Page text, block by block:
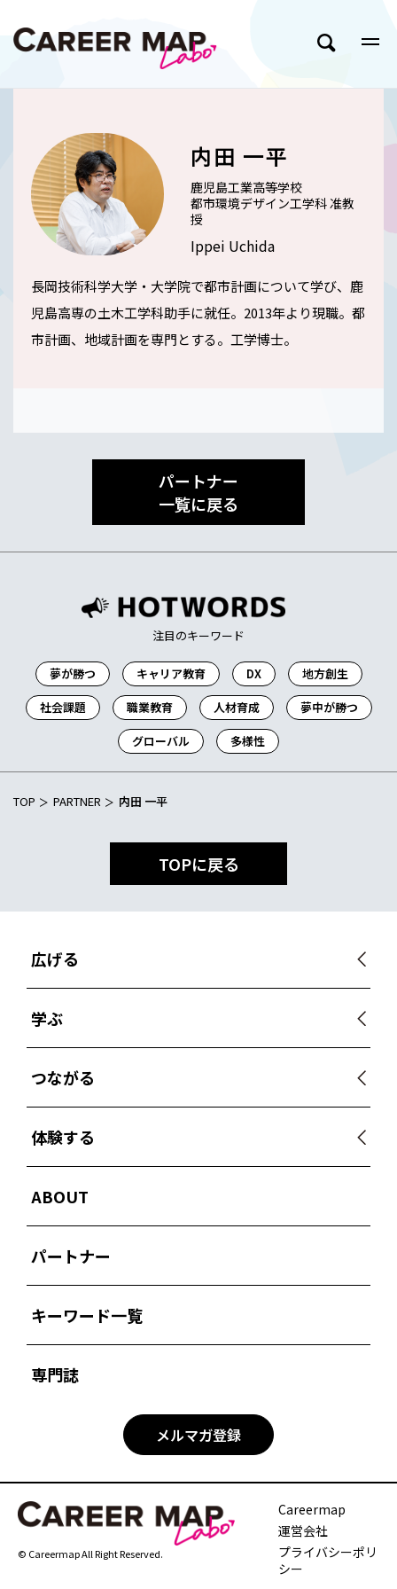
内田 一平
鹿児島工業高等学校
都市環境デザイン工学科 准教
授
Ippei Uchida
長岡技術科学大学・大学院で都市計画について学び、鹿
児島高専の土木工学科助手に就任。2013年より現職。都
市計画、地域計画を専門とする。工学博士。
パートナー
一覧に戻る
注目のキーワード
夢が勝つ キャリア教育 DX
地方創生
社会課題
職業教育 人材育成
夢中が勝つ
グローバル
多様性
TOP PARTNER 内田 一平
TOPに戻る
広げる
学ぶ
つながる
体験する
ABOUT
パートナー
キーワード一覧
専門誌
メルマガ登録
© Careermap All Right Reserved.
Careermap
運営会社
プライバシーポリ
シー